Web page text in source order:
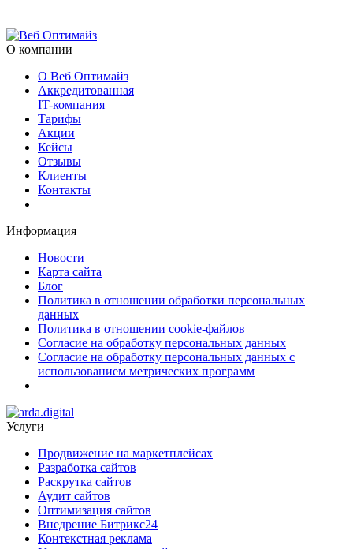
О компании
О Веб Оптимайз
Аккредитованная
IT-компания
Тарифы
Акции
Кейсы
Отзывы
Клиенты
Контакты
Информация
Новости
Карта сайта
Блог
Политика в отношении обработки персональных
данных
Политика в отношении cookie-файлов
Согласие на обработку персональных данных
Согласие на обработку персональных данных с
использованием метрических программ
Услуги
Продвижение на маркетплейсах
Разработка сайтов
Раскрутка сайтов
Аудит сайтов
Оптимизация сайтов
Внедрение Битрикс24
Контекстная реклама